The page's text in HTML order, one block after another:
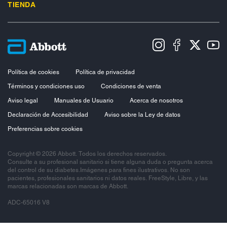
TIENDA
Política de cookies
Política de privacidad
Términos y condiciones uso
Condiciones de venta
Aviso legal
Manuales de Usuario
Acerca de nosotros
Declaración de Accesibilidad
Aviso sobre la Ley de datos
Preferencias sobre cookies
Copyright © 2026 Abbott. Todos los derechos reservados.
Consulte a su profesional sanitario si tiene alguna duda o pregunta acerca
del control de su diabetes.Imágenes para fines ilustrativos. No son
pacientes, profesionales sanitarios ni datos reales. FreeStyle, Libre, y las
marcas relacionadas son marcas de Abbott.
ADC-65016 V8